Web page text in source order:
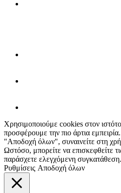
Χρησιμοποιούμε cookies στον
προσφέρουμε την πιο άρτια
"Αποδοχή όλων", συναινείτε στη
Ωστόσο, μπορείτε να επισκεφθείτε
παράσχετε ελεγχόμενη συγκατάθεση.
Ρυθμίσεις Αποδοχή όλων